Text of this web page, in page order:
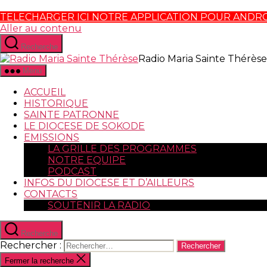
TELECHARGER ICI NOTRE APPLICATION POUR
Aller au contenu
Recherche
Radio Maria Sainte Thérèse
Menu
ACCUEIL
HISTORIQUE
SAINTE PATRONNE
LE DIOCESE DE SOKODE
EMISSIONS
LA GRILLE DES PROGRAMMES
NOTRE EQUIPE
PODCAST
INFOS DU DIOCESE ET D’AILLEURS
CONTACTS
SOUTENIR LA RADIO
Recherche
Rechercher :
Fermer la recherche